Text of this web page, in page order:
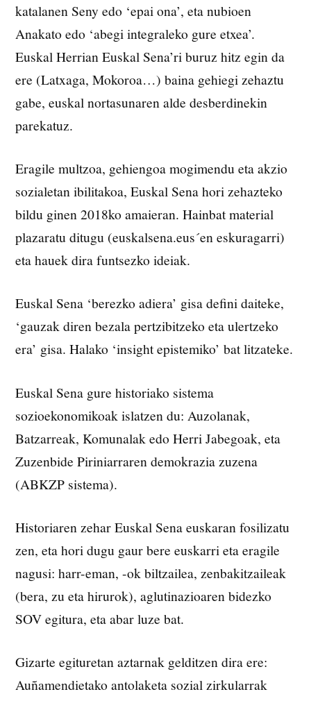
katalanen Seny edo ‘epai ona’, eta nubioen
Anakato edo ‘abegi integraleko gure etxea’.
Euskal Herrian Euskal Sena’ri buruz hitz egin da
ere (Latxaga, Mokoroa…) baina gehiegi zehaztu
gabe, euskal nortasunaren alde desberdinekin
parekatuz.
Eragile multzoa, gehiengoa mogimendu eta akzio
sozialetan ibilitakoa, Euskal Sena hori zehazteko
bildu ginen 2018ko amaieran. Hainbat material
plazaratu ditugu (euskalsena.eus´en eskuragarri)
eta hauek dira funtsezko ideiak.
Euskal Sena ‘berezko adiera’ gisa defini daiteke,
‘gauzak diren bezala pertzibitzeko eta ulertzeko
era’ gisa. Halako ‘insight epistemiko’ bat litzateke.
Euskal Sena gure historiako sistema
sozioekonomikoak islatzen du: Auzolanak,
Batzarreak, Komunalak edo Herri Jabegoak, eta
Zuzenbide Piriniarraren demokrazia zuzena
(ABKZP sistema).
Historiaren zehar Euskal Sena euskaran fosilizatu
zen, eta hori dugu gaur bere euskarri eta eragile
nagusi: harr-eman, -ok biltzailea, zenbakitzaileak
(bera, zu eta hirurok), aglutinazioaren bidezko
SOV egitura, eta abar luze bat.
Gizarte egituretan aztarnak gelditzen dira ere:
Auñamendietako antolaketa sozial zirkularrak